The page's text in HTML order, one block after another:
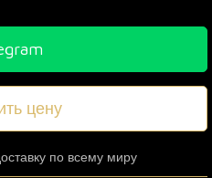
цену
по всему миру